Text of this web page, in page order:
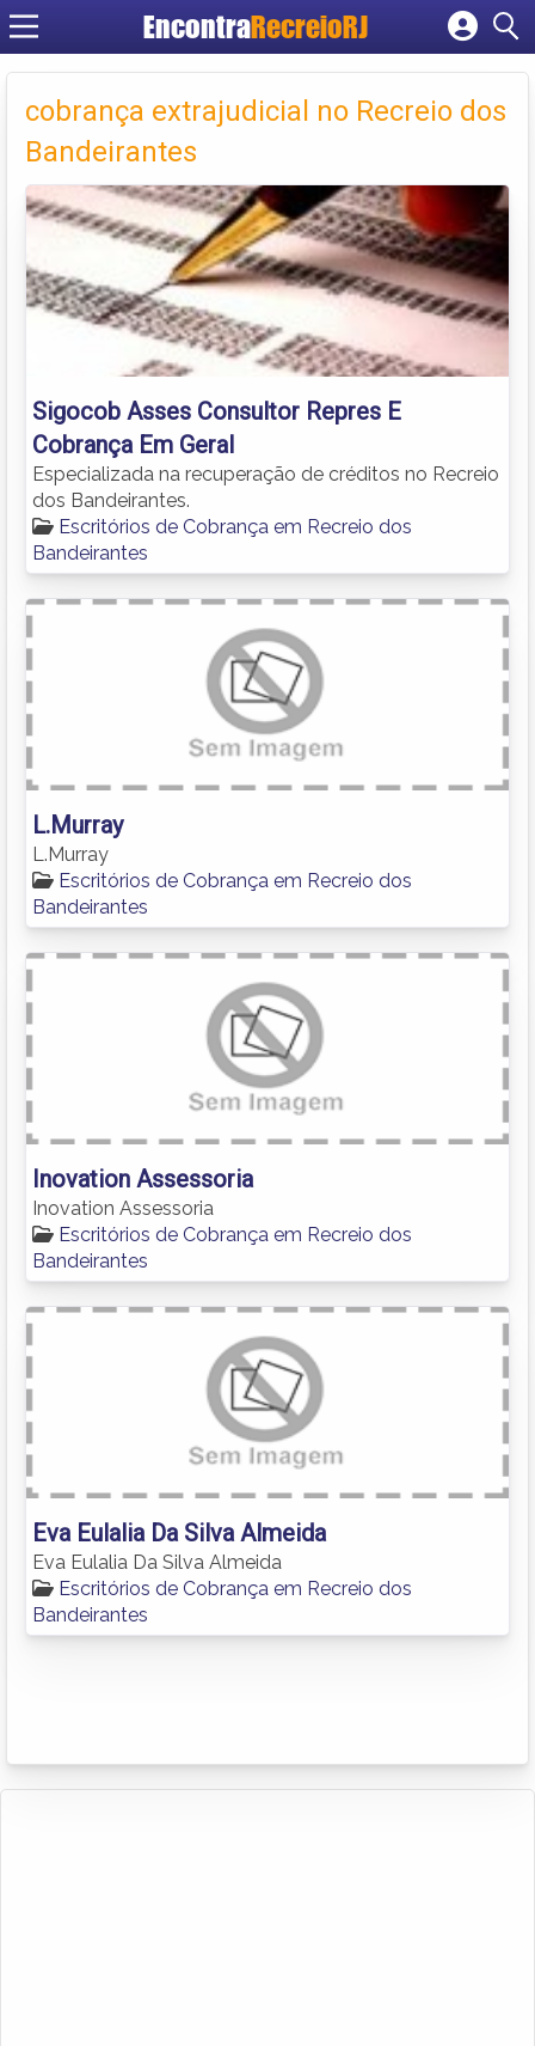
EncontraRecreioRJ
Cadastrar empresa
Criar conta
cobrança extrajudicial no Recreio dos
Bandeirantes
Sigocob Asses Consultor Repres E
Cobrança Em Geral
Especializada na recuperação de créditos no Recreio
dos Bandeirantes.
Escritórios de Cobrança em Recreio dos
Bandeirantes
L.Murray
L.Murray
Escritórios de Cobrança em Recreio dos
Bandeirantes
Inovation Assessoria
Inovation Assessoria
Escritórios de Cobrança em Recreio dos
Bandeirantes
Eva Eulalia Da Silva Almeida
Eva Eulalia Da Silva Almeida
Escritórios de Cobrança em Recreio dos
Bandeirantes